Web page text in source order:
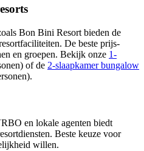
Bon Bini Resort bieden de
De beste prijs-
en groepen. Bekijk onze 1-
of de 2-slaapkamer bungalow
en lokale agenten biedt
Beste keuze voor
willen.